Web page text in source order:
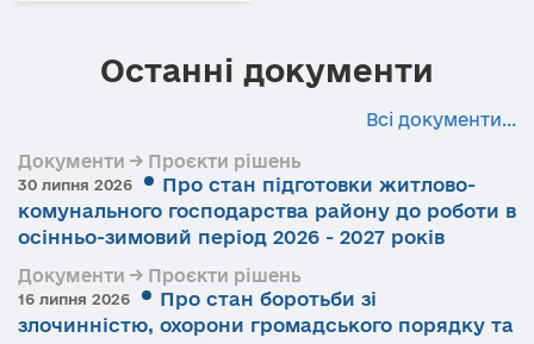
Останні документи
Всі документи...
Документи → Проєкти рішень
30 липня 2026
Про стан підготовки житлово-
комунального господарства району до роботи в
осінньо-зимовий період 2026 - 2027 років
Документи → Проєкти рішень
16 липня 2026
Про стан боротьби зі
злочинністю, охорони громадського порядку та